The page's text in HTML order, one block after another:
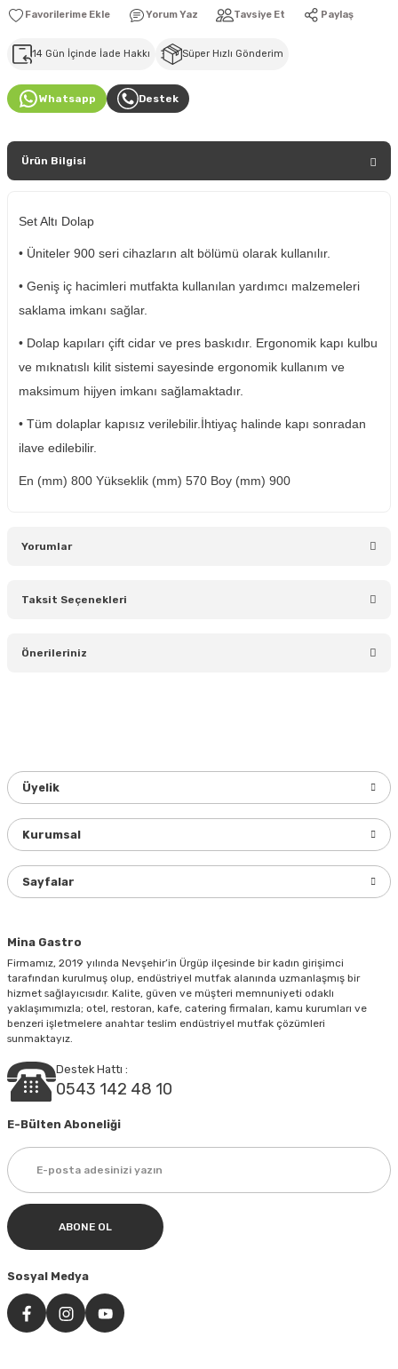
Yorum Yaz Tavsiye Et Paylaş
14 Gün İçinde İade Hakkı Süper Hızlı Gönderim
Whatsapp Destek
Ürün Bilgisi
Set Altı Dolap
• Üniteler 900 seri cihazların alt bölümü olarak kullanılır.
• Geniş iç hacimleri mutfakta kullanılan yardımcı malzemeleri
saklama imkanı sağlar.
• Dolap kapıları çift cidar ve pres baskıdır. Ergonomik kapı kulbu
ve mıknatıslı kilit sistemi sayesinde ergonomik kullanım ve
maksimum hijyen imkanı sağlamaktadır.
• Tüm dolaplar kapısız verilebilir.İhtiyaç halinde kapı sonradan
ilave edilebilir.
En (mm) 800 Yükseklik (mm) 570 Boy (mm) 900
Yorumlar
Taksit Seçenekleri
Önerileriniz
Ürün bilgilerinde hatalar bulunuyor.
Bu ürüne benzer farklı alternatifler olmalı.
Gönder
Mina Gastro
Firmamız, 2019 yılında Nevşehir’in Ürgüp ilçesinde bir kadın girişimci
tarafından kurulmuş olup, endüstriyel mutfak alanında uzmanlaşmış bir
hizmet sağlayıcısıdır. Kalite, güven ve müşteri memnuniyeti odaklı
yaklaşımımızla; otel, restoran, kafe, catering firmaları, kamu kurumları ve
benzeri işletmelere anahtar teslim endüstriyel mutfak çözümleri
sunmaktayız.
Destek Hattı :
0543 142 48 10
Üyelik
Kurumsal
Sayfalar
E-Bülten Aboneliği
ABONE OL
Sosyal Medya